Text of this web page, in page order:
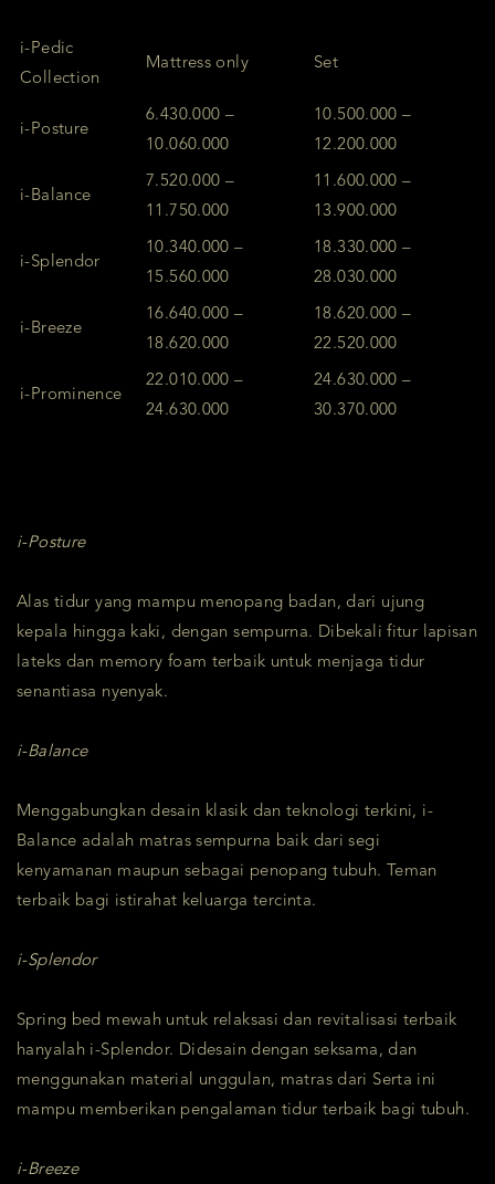
i-Pedic
Collection
Mattress only Set
i-Posture
6.430.000 –
10.060.000
10.500.000 –
12.200.000
i-Balance
7.520.000 –
11.750.000
11.600.000 –
13.900.000
i-Splendor
10.340.000 –
15.560.000
18.330.000 –
28.030.000
i-Breeze
16.640.000 –
18.620.000
18.620.000 –
22.520.000
i-Prominence
22.010.000 –
24.630.000
24.630.000 –
30.370.000
i-Posture
Alas tidur yang mampu menopang badan, dari ujung
kepala hingga kaki, dengan sempurna. Dibekali fitur lapisan
lateks dan memory foam terbaik untuk menjaga tidur
senantiasa nyenyak.
i-Balance
Menggabungkan desain klasik dan teknologi terkini, i-
Balance adalah matras sempurna baik dari segi
kenyamanan maupun sebagai penopang tubuh. Teman
terbaik bagi istirahat keluarga tercinta.
i-Splendor
Spring bed mewah untuk relaksasi dan revitalisasi terbaik
hanyalah i-Splendor. Didesain dengan seksama, dan
menggunakan material unggulan, matras dari Serta ini
mampu memberikan pengalaman tidur terbaik bagi tubuh.
i-Breeze